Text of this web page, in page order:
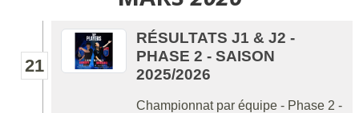
21
RÉSULTATS J1 & J2 -
PHASE 2 - SAISON
2025/2026
Championnat par équipe - Phase 2 -